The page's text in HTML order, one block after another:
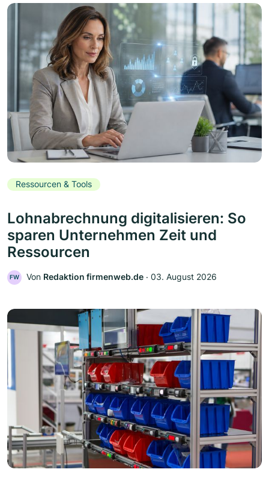
Ressourcen & Tools
Lohnabrechnung digitalisieren: So
sparen Unternehmen Zeit und
Ressourcen
FW Von Redaktion firmenweb.de ‧ 03. August 2026